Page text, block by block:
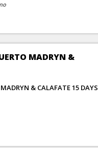
MADRYN &
& CALAFATE 15 DAYS